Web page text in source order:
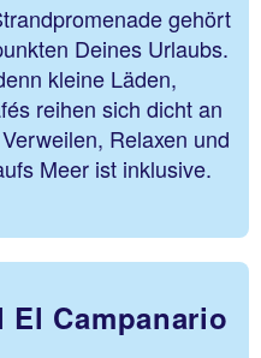
gehört
Deines Urlaubs.
kleine Läden,
reihen sich dicht an
Relaxen und
Meer ist inklusive.
El Campanario